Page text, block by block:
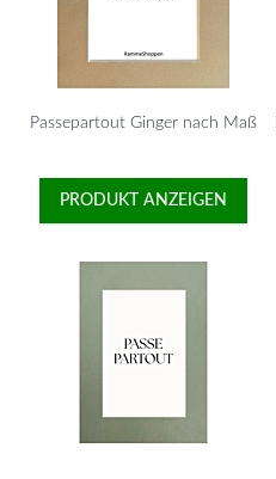
Passepartout Ginger nach Maß
PRODUKT ANZEIGEN